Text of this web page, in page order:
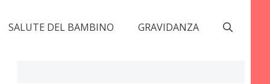
SALUTE DEL BAMBINO GRAVIDANZA